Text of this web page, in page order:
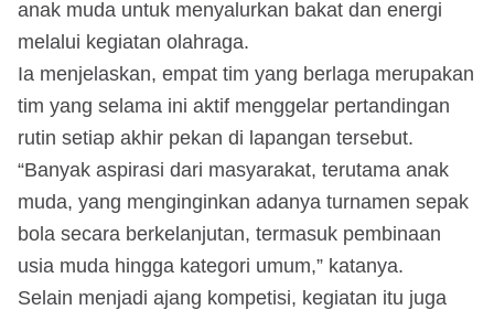
anak muda untuk menyalurkan bakat dan energi
melalui kegiatan olahraga.
Ia menjelaskan, empat tim yang berlaga merupakan
tim yang selama ini aktif menggelar pertandingan
rutin setiap akhir pekan di lapangan tersebut.
“Banyak aspirasi dari masyarakat, terutama anak
muda, yang menginginkan adanya turnamen sepak
bola secara berkelanjutan, termasuk pembinaan
usia muda hingga kategori umum,” katanya.
Selain menjadi ajang kompetisi, kegiatan itu juga